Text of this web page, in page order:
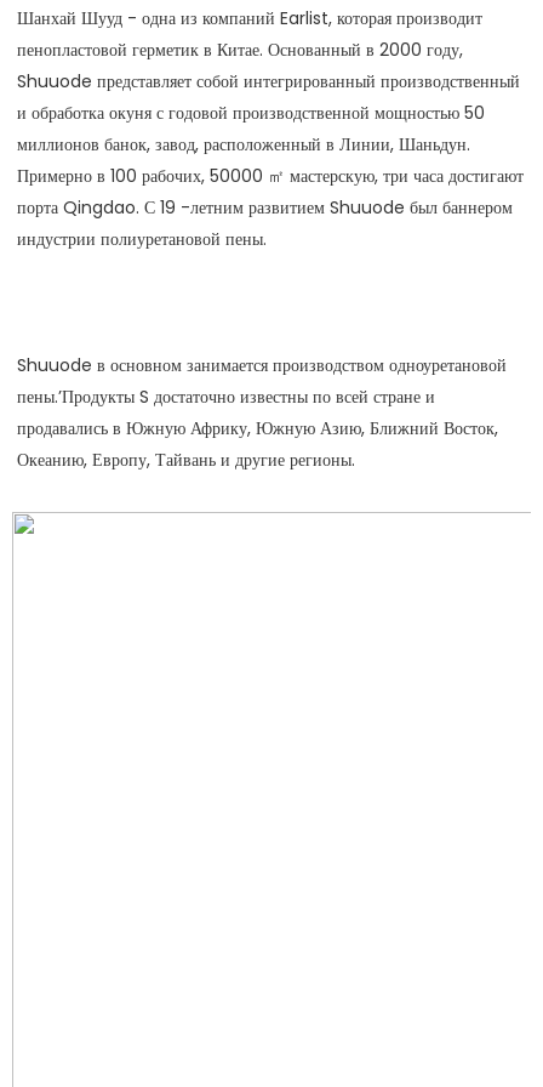
Шанхай Шууд - одна из компаний Earlist, которая производит
пенопластовой герметик в Китае. Основанный в 2000 году,
Shuuode представляет собой интегрированный производственный
и обработка окуня с годовой производственной мощностью 50
миллионов банок, завод, расположенный в Линии, Шаньдун.
Примерно в 100 рабочих, 50000 ㎡ мастерскую, три часа достигают
порта Qingdao. С 19 -летним развитием Shuuode был баннером
Shuuode в основном занимается производством одноуретановой
пены.’Продукты S достаточно известны по всей стране и
продавались в Южную Африку, Южную Азию, Ближний Восток,